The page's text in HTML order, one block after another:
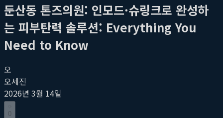
둔산동 톤즈의원: 인모드·슈링크로 완성하
는 피부탄력 솔루션: Everything You
Need to Know
오
오세진
2026년 3월 14일
0